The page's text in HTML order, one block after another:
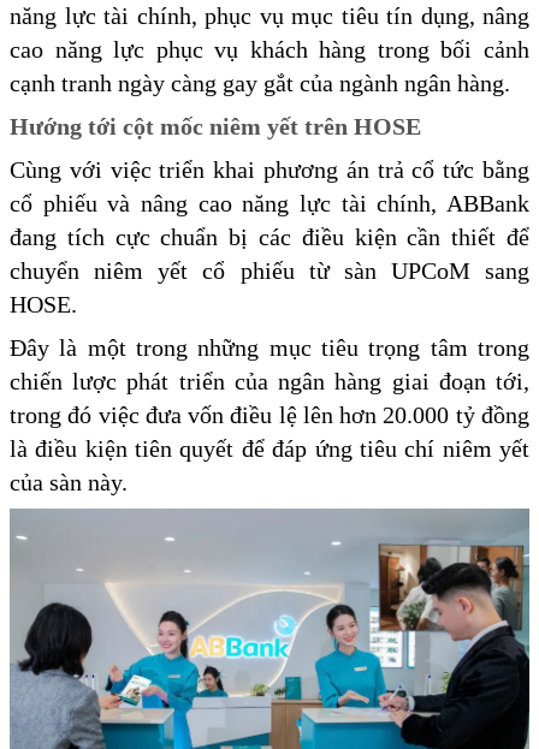
năng lực tài chính, phục vụ mục tiêu tín dụng, nâng
cao năng lực phục vụ khách hàng trong bối cảnh
cạnh tranh ngày càng gay gắt của ngành ngân hàng.
Hướng tới cột mốc niêm yết trên HOSE
Cùng với việc triển khai phương án trả cổ tức bằng
cổ phiếu và nâng cao năng lực tài chính, ABBank
đang tích cực chuẩn bị các điều kiện cần thiết để
chuyển niêm yết cổ phiếu từ sàn UPCoM sang
HOSE.
Đây là một trong những mục tiêu trọng tâm trong
chiến lược phát triển của ngân hàng giai đoạn tới,
trong đó việc đưa vốn điều lệ lên hơn 20.000 tỷ đồng
là điều kiện tiên quyết để đáp ứng tiêu chí niêm yết
của sàn này.